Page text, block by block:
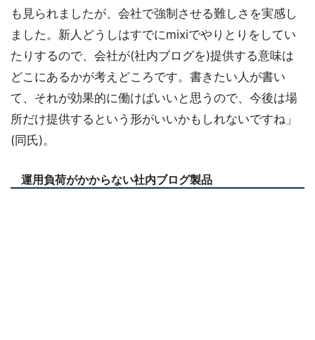
も見られましたが、会社で強制させる難しさを実感し
ました。新人どうしはすでにmixiでやりとりをしてい
たりするので、会社が(社内ブログを)提供する意味は
どこにあるかが考えどころです。書きたい人が書い
て、それが効果的に働けばいいと思うので、今後は場
所だけ提供するという形がいいかもしれないですね」
(同氏)。
運用負荷がかからない社内ブログ製品